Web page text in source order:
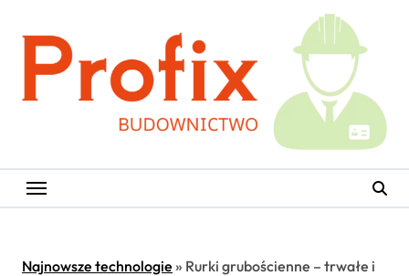
content
Najnowsze technologie » Rurki grubościenne – trwałe i